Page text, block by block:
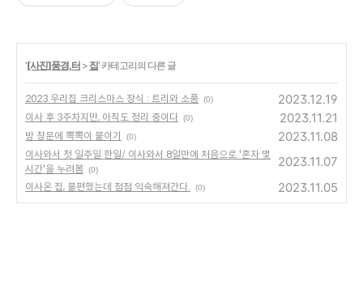
'[사진]풍경,터 > 집' 카테고리의 다른 글
2023 우리집 크리스마스 장식 : 트리와 소품 (0) 2023.12.19
이사 후 3주차지만, 아직도 정리 중이다 (0) 2023.11.21
방 창문에 뽁뽁이 붙이기 (0) 2023.11.08
이사와서 첫 일주일 한일/ 이사와서 8일만에 처음으로 '혼자 몇
시간'을 누려봄 (0)
2023.11.07
이사온 집, 불편했는데 점점 익숙해져간다. (0) 2023.11.05